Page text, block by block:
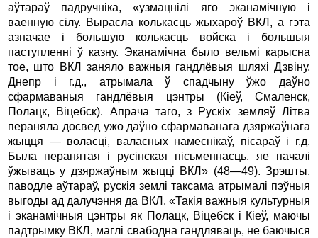
аўтараў падручніка, «узмацнілі яго эканамічную і
ваенную сілу. Вырасла колькасць жыхароў ВКЛ, а гэта
азначае і большую колькасць войска і большыя
паступленні ў казну. Эканамічна было вельмі карысна
тое, што ВКЛ заняло важныя гандлёвыя шляхі Дзвіну,
Днепр і г.д., атрымала ў спадчыну ўжо даўно
сфармаваныя гандлёвыя цэнтры (Кіеў, Смаленск,
Полацк, Віцебск). Апрача таго, з Рускіх земляў Літва
пераняла досвед ужо даўно сфармаванага дзяржаўнага
жыцця — воласці, валасных намеснікаў, пісараў і г.д.
Была перанятая і русінская пісьменнаcць, яе пачалі
ўжываць у дзяржаўным жыцці ВКЛ» (48—49). Зрэшты,
паводле аўтараў, рускія землі таксама атрымалі пэўныя
выгоды ад далучэння да ВКЛ. «Такія важныя культурныя
і эканамічныя цэнтры як Полацк, Віцебск і Кіеў, маючы
падтрымку ВКЛ, маглі свабодна гандляваць, не баючыся